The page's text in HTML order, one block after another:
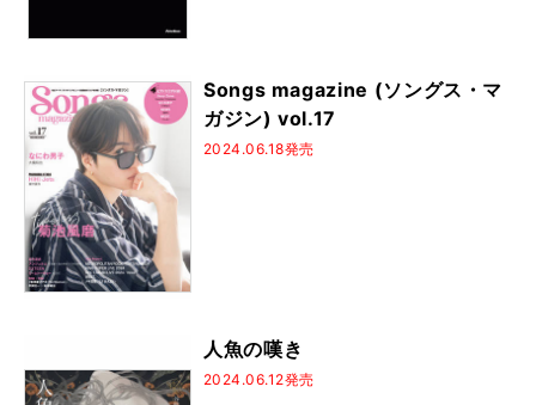
うまくなる理由ヘタな理由 完全版
Songs magazine (ソングス・マ
ガジン) vol.17
2024.06.18発売
人魚の嘆き
2024.06.12発売